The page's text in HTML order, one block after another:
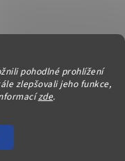
pohodlné prohlížení
zlepšovali jeho funkce,
zde.
práva vyhrazena.